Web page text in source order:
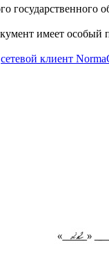
государственного
имеет особый
сетевой клиент